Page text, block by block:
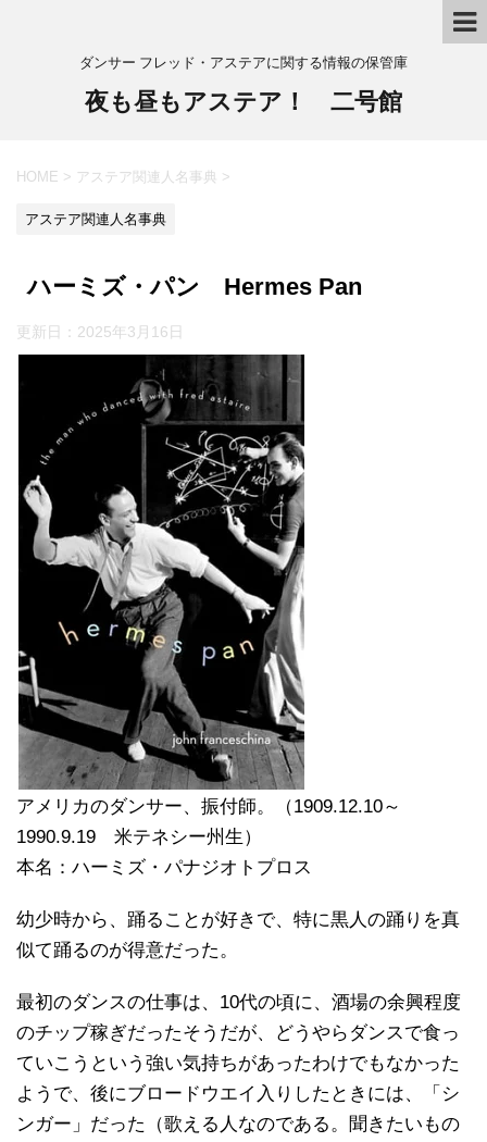
ダンサー フレッド・アステアに関する情報の保管庫
夜も昼もアステア！ 二号館
HOME > アステア関連人名事典 >
アステア関連人名事典
ハーミズ・パン Hermes Pan
更新日： 2025年3月16日
アメリカのダンサー、振付師。（1909.12.10～
1990.9.19 米テネシー州生）
本名：ハーミズ・パナジオトプロス
幼少時から、踊ることが好きで、特に黒人の踊りを真
似て踊るのが得意だった。
最初のダンスの仕事は、10代の頃に、酒場の余興程度
のチップ稼ぎだったそうだが、どうやらダンスで食っ
ていこうという強い気持ちがあったわけでもなかった
ようで、後にブロードウエイ入りしたときには、「シ
ンガー」だった（歌える人なのである。聞きたいもの